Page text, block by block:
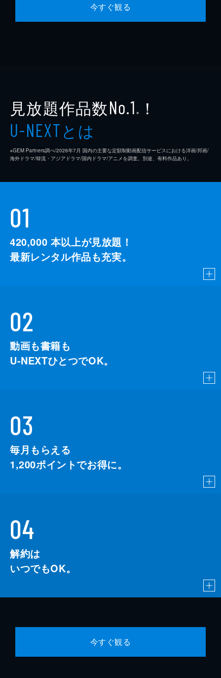
今すぐ観る
見放題作品数No.1 ※ ！
U-NEXTとは
※GEM Partners調べ/2026年7⽉ 国内の主要な定額制動画配信サービスにおける洋画/邦画/
海外ドラマ/韓流・アジアドラマ/国内ドラマ/アニメを調査。別途、有料作品あり。
01
420,000 本以上が見放題！
最新レンタル作品も充実。
02
動画も書籍も
U-NEXTひとつでOK。
03
毎月もらえる
1,200ポイントでお得に。
04
解約は
いつでもOK。
今すぐ観る